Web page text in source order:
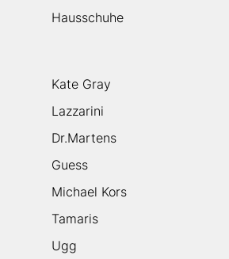
Hausschuhe
Kate Gray
Lazzarini
Dr.Martens
Guess
Michael Kors
Tamaris
Ugg